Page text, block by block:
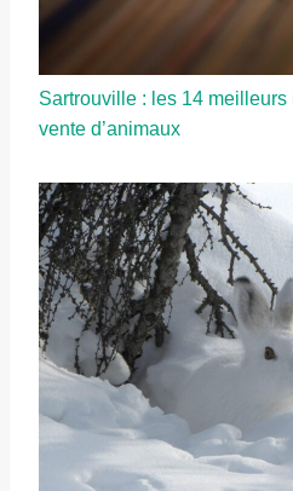
Sartrouville : les 14
vente d’animaux